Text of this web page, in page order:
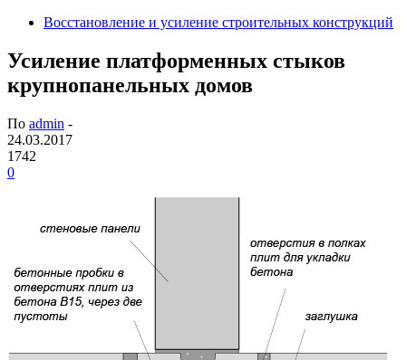
Восстановление и усиление строительных конструкций
Усиление платформенных стыков
крупнопанельных домов
По admin -
24.03.2017
1742
0